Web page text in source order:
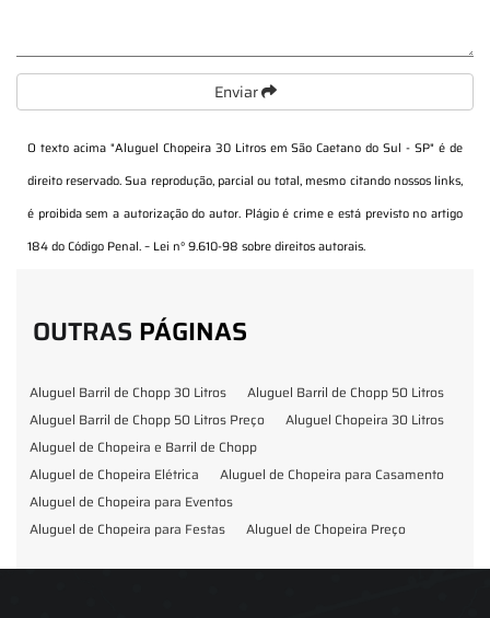
Enviar
O texto acima "Aluguel Chopeira 30 Litros em São Caetano do Sul - SP" é de
direito reservado. Sua reprodução, parcial ou total, mesmo citando nossos links,
é proibida sem a autorização do autor. Plágio é crime e está previsto no artigo
184 do Código Penal. – Lei n° 9.610-98 sobre direitos autorais.
OUTRAS PÁGINAS
Aluguel Barril de Chopp 30 Litros
Aluguel Barril de Chopp 50 Litros
Aluguel Barril de Chopp 50 Litros Preço
Aluguel Chopeira 30 Litros
Aluguel de Chopeira e Barril de Chopp
Aluguel de Chopeira Elétrica
Aluguel de Chopeira para Casamento
Aluguel de Chopeira para Eventos
Aluguel de Chopeira para Festas
Aluguel de Chopeira Preço